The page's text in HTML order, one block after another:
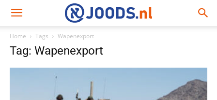
Home Tags Wapenexport
Tag: Wapenexport